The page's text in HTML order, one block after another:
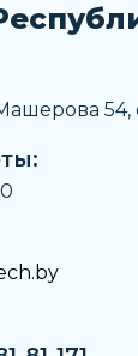
54,